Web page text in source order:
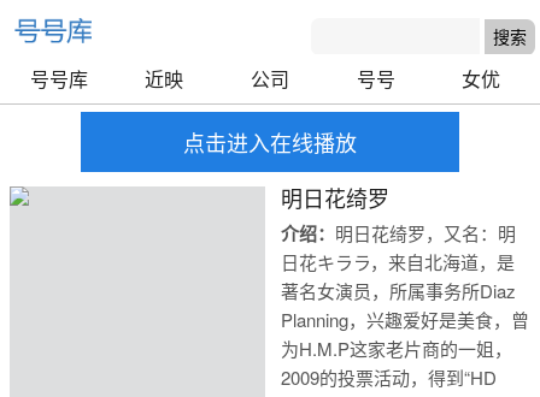
号号库 近映 公司 号号 女优
点击进入在线播放
明日花绮罗
介绍： 明日花绮罗，又名：明
日花キララ，来自北海道，是
著名女演员，所属事务所Diaz
Planning，兴趣爱好是美食，曾
为H.M.P这家老片商的一姐，
2009的投票活动，得到“HD